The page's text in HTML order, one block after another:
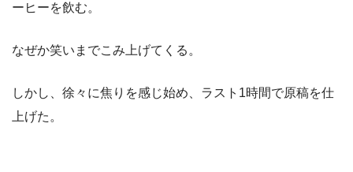
ーヒーを飲む。
なぜか笑いまでこみ上げてくる。
しかし、徐々に焦りを感じ始め、ラスト1時間で原稿を仕
上げた。